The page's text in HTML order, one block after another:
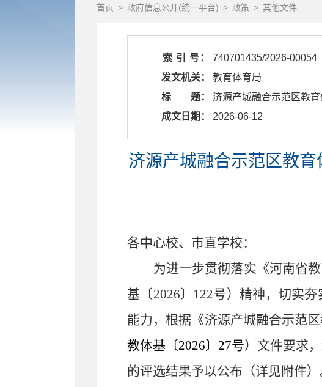
首页 > 政府信息公开(统一平台) > 政策 > 其他文件
索 引 号： 740701435/2026-00054
发文机关：
教育体育局
标 题：
济源产城融合示范区教
成文日期：
2026-06-12
济源产城融合示范区教
各中心校、市直学校：
为进一步贯彻落实《河南省
基〔2026〕 122号）精神，切实夯
能力，根据《济源产城融合示范
教体基〔2026〕 27号） 文件要求，
的评选结果予以公布（详见附件）